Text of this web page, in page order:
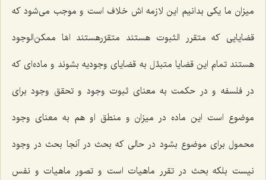
میزان ما یكى بدانیم این لازمه اش خلاف است و موجب مى‌شود كه
قضایایى كه متقرر الثبوت هستند متقرّرهستند امّا ممكن‌الوجود
هستند تمام این قضایا متبدّل به قضایاى وجودیه بشوند و ماده‌اى كه
در فلسفه و در حكمت به معناى ثبوت وجود و تحقق وجود براى
موضوع است این ماده در میزان و منطق او هم به معناى وجود
محمول براى موضوع بشود در حالى كه بحث در آنجا بحث در وجود
نیست بلكه بحث در تقرر ماهیات است و تصور ماهیات و نفس